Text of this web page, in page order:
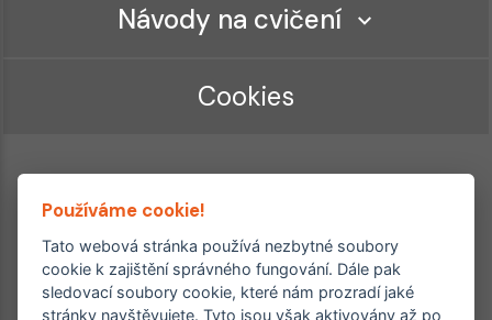
Návody na cvičení
Cookies
Ordinace roku
Rehabilitační ordinace
Používáme cookie!
Tato webová stránka používá nezbytné soubory
cookie k zajištění správného fungování. Dále pak
sledovací soubory cookie, které nám prozradí jaké
stránky navštěvujete. Tyto jsou však aktivovány až po